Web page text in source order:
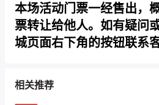
本场活动门票一经售出，
票转让给他人。如有疑问
城页面右下角的按钮联系
相关推荐